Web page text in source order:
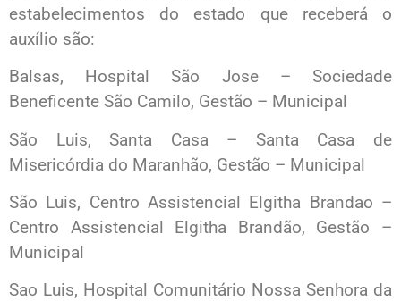
estabelecimentos do estado que receberá o
auxílio são:
Balsas, Hospital São Jose – Sociedade
Beneficente São Camilo, Gestão – Municipal
São Luis, Santa Casa – Santa Casa de
Misericórdia do Maranhão, Gestão – Municipal
São Luis, Centro Assistencial Elgitha Brandao –
Centro Assistencial Elgitha Brandão, Gestão –
Municipal
Sao Luis, Hospital Comunitário Nossa Senhora da